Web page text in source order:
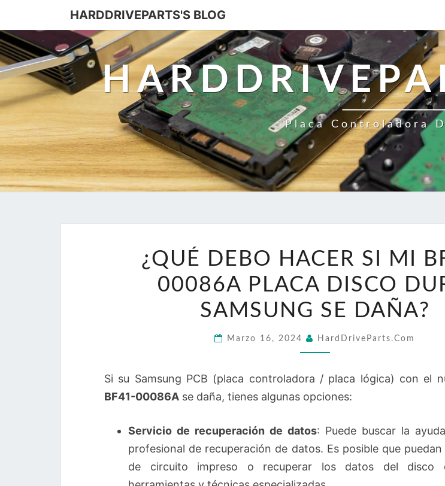
HARDDRIVEPARTS'S BLOG
Placa Controladora
DEBO
HACER
MI
BF41-
00086A
DISCO
DURO
DAÑA?
¿QUÉ DEBO HACER SI MI
00086A PLACA DISCO
SAMSUNG SE DAÑA?
Marzo 16, 2024 HardDriveParts.com
Si su Samsung PCB (placa controladora / placa lógica) con el
BF41-00086A se daña, tienes algunas opciones:
Servicio de recuperación de datos: Puede buscar la
profesional de recuperación de datos. Es posible que
de circuito impreso o recuperar los datos del disco